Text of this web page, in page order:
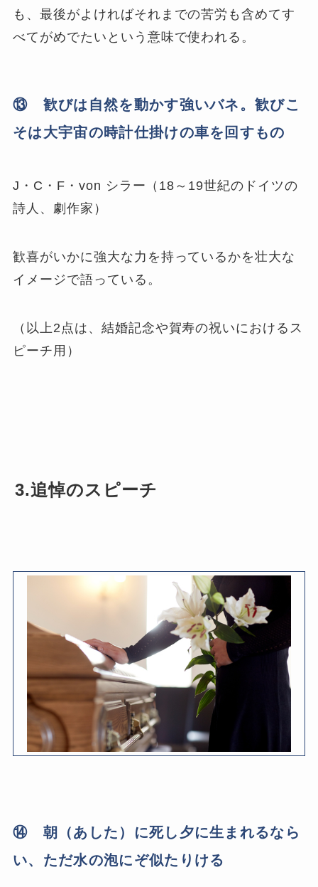
も、最後がよければそれまでの苦労も含めてす
べてがめでたいという意味で使われる。
⑬ 歓びは自然を動かす強いバネ。歓びこ
そは大宇宙の時計仕掛けの車を回すもの
J・C・F・von シラー（18～19世紀のドイツの
詩人、劇作家）
歓喜がいかに強大な力を持っているかを壮大な
イメージで語っている。
（以上2点は、結婚記念や賀寿の祝いにおけるス
ピーチ用）
3.追悼のスピーチ
⑭ 朝（あした）に死し夕に生まれるなら
い、ただ水の泡にぞ似たりける